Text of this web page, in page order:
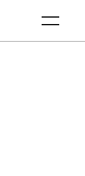
Menu